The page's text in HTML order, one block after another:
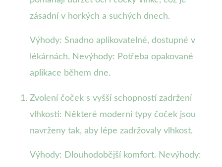
zásadní v horkých a suchých dnech.
Výhody: Snadno aplikovatelné, dostupné v
lékárnách. Nevýhody: Potřeba opakované
aplikace během dne.
Zvolení čoček s vyšší schopností zadržení
vlhkosti: Některé moderní typy čoček jsou
navrženy tak, aby lépe zadržovaly vlhkost.
Výhody: Dlouhodobější komfort. Nevýhody: